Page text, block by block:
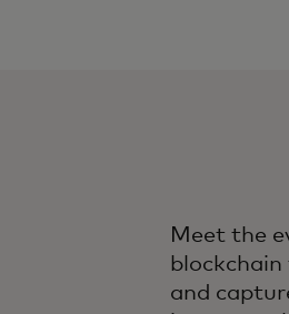
Meet the
and